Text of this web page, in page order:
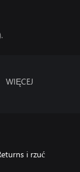
WIĘCEJ
i rzuć